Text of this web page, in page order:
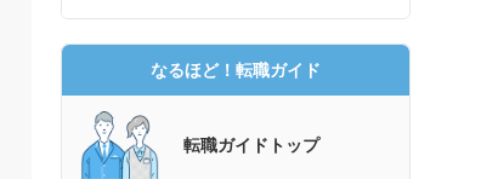
なるほど！転職ガイド
転職ガイドトップ